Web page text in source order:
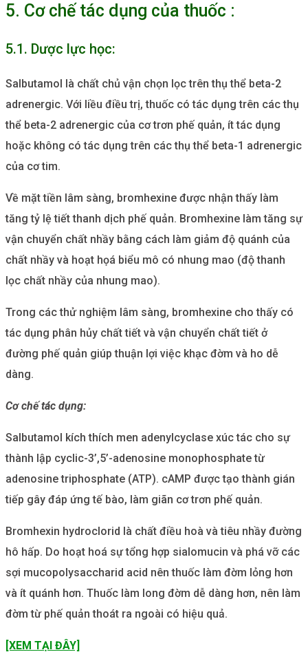
5. Cơ chế tác dụng của thuốc :
5.1. Dược lực học:
Salbutamol là chất chủ vận chọn lọc trên thụ thể beta-2
adrenergic. Với liều điều trị, thuốc có tác dụng trên các thụ
thể beta-2 adrenergic của cơ trơn phế quản, ít tác dụng
hoặc không có tác dụng trên các thụ thể beta-1 adrenergic
của cơ tim.
Về mặt tiền lâm sàng, bromhexine được nhận thấy làm
tăng tỷ lệ tiết thanh dịch phế quản. Bromhexine làm tăng sự
vận chuyển chất nhầy bằng cách làm giảm độ quánh của
chất nhầy và hoạt họá biểu mô có nhung mao (độ thanh
lọc chất nhầy của nhung mao).
Trong các thử nghiệm lâm sàng, bromhexine cho thấy có
tác dụng phân hủy chất tiết và vận chuyển chất tiết ở
đường phế quản giúp thuận lợi việc khạc đờm và ho dễ
dàng.
Cơ chế tác dụng:
Salbutamol kích thích men adenylcyclase xúc tác cho sự
thành lập cyclic-3’,5’-adenosine monophosphate từ
adenosine triphosphate (ATP). cAMP được tạo thành gián
tiếp gây đáp ứng tế bào, làm giãn cơ trơn phế quản.
Bromhexin hydroclorid là chất điều hoà và tiêu nhầy đường
hô hấp. Do hoạt hoá sự tổng hợp sialomucin và phá vỡ các
sợi mucopolysaccharid acid nên thuốc làm đờm lỏng hơn
và ít quánh hơn. Thuốc làm long đờm dễ dàng hơn, nên làm
đờm từ phế quản thoát ra ngoài có hiệu quả.
[XEM TẠI ĐÂY]